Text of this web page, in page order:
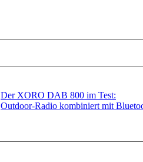
Der XORO DAB 800 im Test:
Outdoor-Radio kombiniert mit